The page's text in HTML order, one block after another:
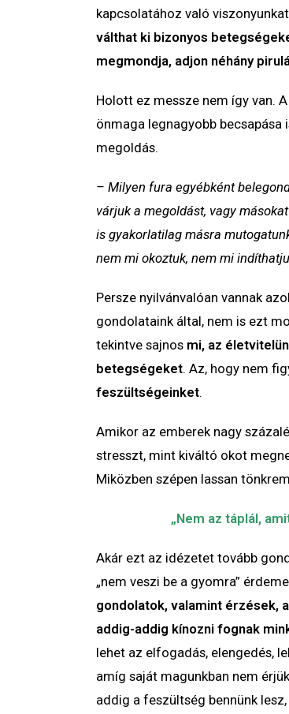
kapcsolatához való
válthat ki bizonyos
megmondja, adjon néhány
Holott ez messze nem így van.
önmaga legnagyobb
megoldás.
– Milyen fura egyébként
várjuk a megoldást, vagy
is gyakorlatilag másra
nem mi okoztuk, nem mi
Persze nyilvánvalóan vannak
gondolataink által, nem is ezt
tekintve sajnos mi, az
betegségeket. Az, hogy nem
feszültségeinket.
Amikor az emberek nagy
stresszt, mint kiváltó okot
Miközben szépen lassan
„Nem az táplál,
Akár ezt az idézetet tovább
„nem veszi be a gyomra”
gondolatok, valamint érzések,
addig-addig kínozni fognak
lehet az elfogadás, elengedés,
amíg saját magunkban nem
addig a feszültség bennünk